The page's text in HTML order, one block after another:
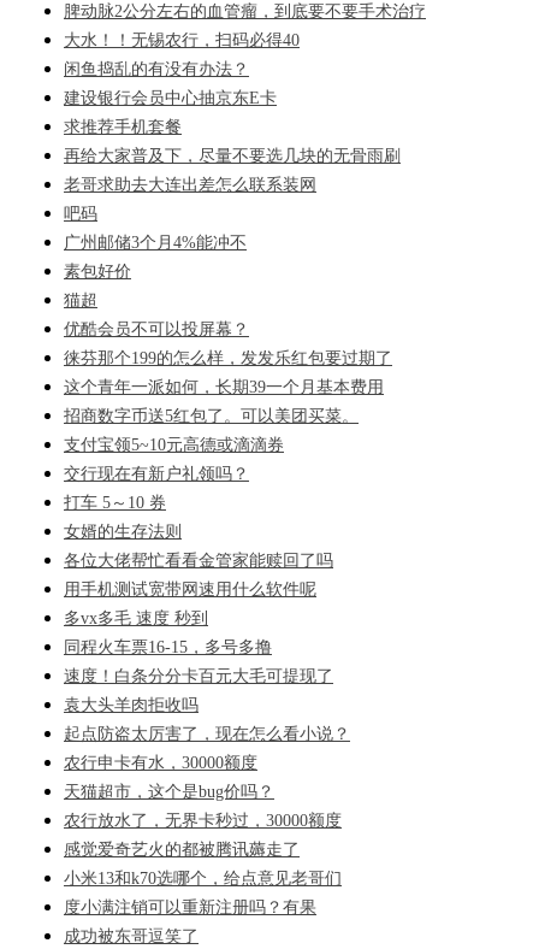
脾动脉2公分左右的血管瘤，到底要不要手术治疗
大水！！无锡农行，扫码必得40
闲鱼捣乱的有没有办法？
建设银行会员中心抽京东E卡
求推荐手机套餐
再给大家普及下，尽量不要选几块的无骨雨刷
老哥求助去大连出差怎么联系装网
吧码
广州邮储3个月4%能冲不
素包好价
猫超
优酷会员不可以投屏幕？
徕芬那个199的怎么样，发发乐红包要过期了
这个青年一派如何，长期39一个月基本费用
招商数字币送5红包了。可以美团买菜。
支付宝领5~10元高德或滴滴券
交行现在有新户礼领吗？
打车 5～10 券
女婿的生存法则
各位大佬帮忙看看金管家能赎回了吗
用手机测试宽带网速用什么软件呢
多vx多毛 速度 秒到
同程火车票16-15，多号多撸
速度！白条分分卡百元大毛可提现了
袁大头羊肉拒收吗
起点防盗太厉害了，现在怎么看小说？
农行申卡有水，30000额度
天猫超市，这个是bug价吗？
农行放水了，无界卡秒过，30000额度
感觉爱奇艺火的都被腾讯薅走了
小米13和k70选哪个，给点意见老哥们
度小满注销可以重新注册吗？有果
成功被东哥逗笑了